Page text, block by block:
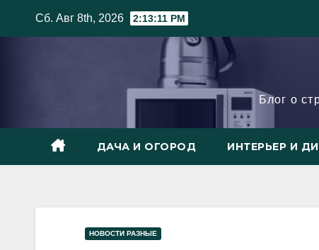
Сб. Авг 8th, 2026 2:13:13 PM
Блог о
ДАЧА И ОГОРОД ИНТЕРЬЕР И
НОВОСТИ РАЗНЫЕ